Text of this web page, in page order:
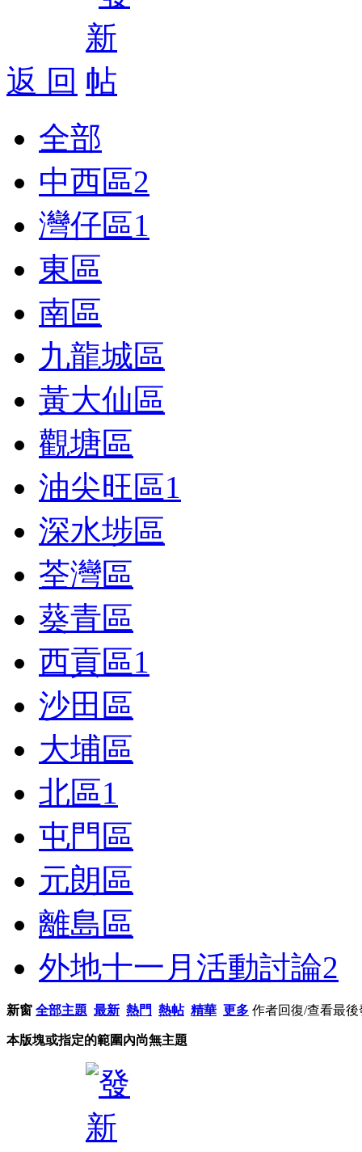
返 回
全部
中西區2
灣仔區1
東區
南區
九龍城區
黃大仙區
觀塘區
油尖旺區1
深水埗區
荃灣區
葵青區
西貢區1
沙田區
大埔區
北區1
屯門區
元朗區
離島區
外地十一月活動討論2
新窗 全部主題 最新 熱門 熱帖 精華 更多 作者回復/查看最後
本版塊或指定的範圍內尚無主題